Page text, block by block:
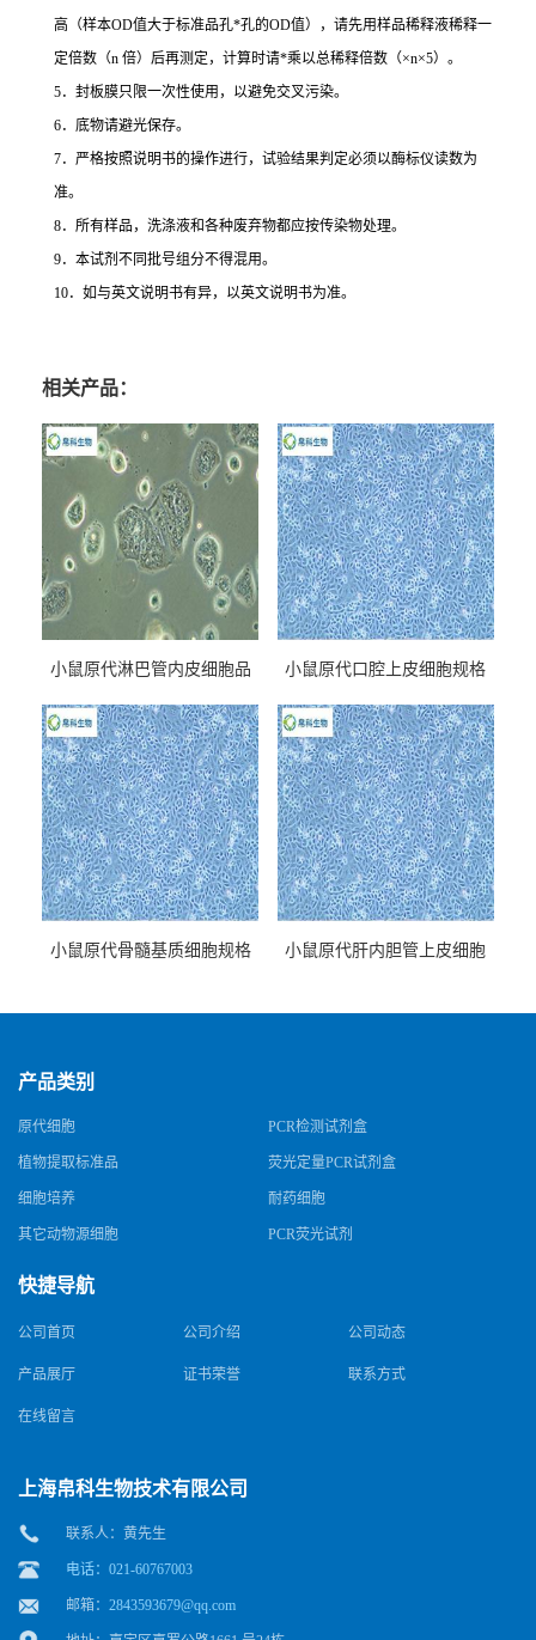
高（样本OD值大于标准品孔*孔的OD值），请先用样品稀释液稀释一
定倍数（n 倍）后再测定，计算时请*乘以总稀释倍数（×n×5）。
5．封板膜只限一次性使用，以避免交叉污染。
6．底物请避光保存。
7．严格按照说明书的操作进行，试验结果判定必须以酶标仪读数为
准。
8．所有样品，洗涤液和各种废弃物都应按传染物处理。
9．本试剂不同批号组分不得混用。
10．如与英文说明书有异，以英文说明书为准。
相关产品：
小鼠原代淋巴管内皮细胞品
小鼠原代口腔上皮细胞规格
小鼠原代骨髓基质细胞规格
小鼠原代肝内胆管上皮细胞
产品类别
原代细胞 PCR检测试剂盒
植物提取标准品 荧光定量PCR试剂盒
细胞培养 耐药细胞
其它动物源细胞 PCR荧光试剂
快捷导航
公司首页 公司介绍 公司动态
产品展厅 证书荣誉 联系方式
在线留言
上海帛科生物技术有限公司
联系人：黄先生
电话：021-60767003
邮箱： 2843593679@qq.com